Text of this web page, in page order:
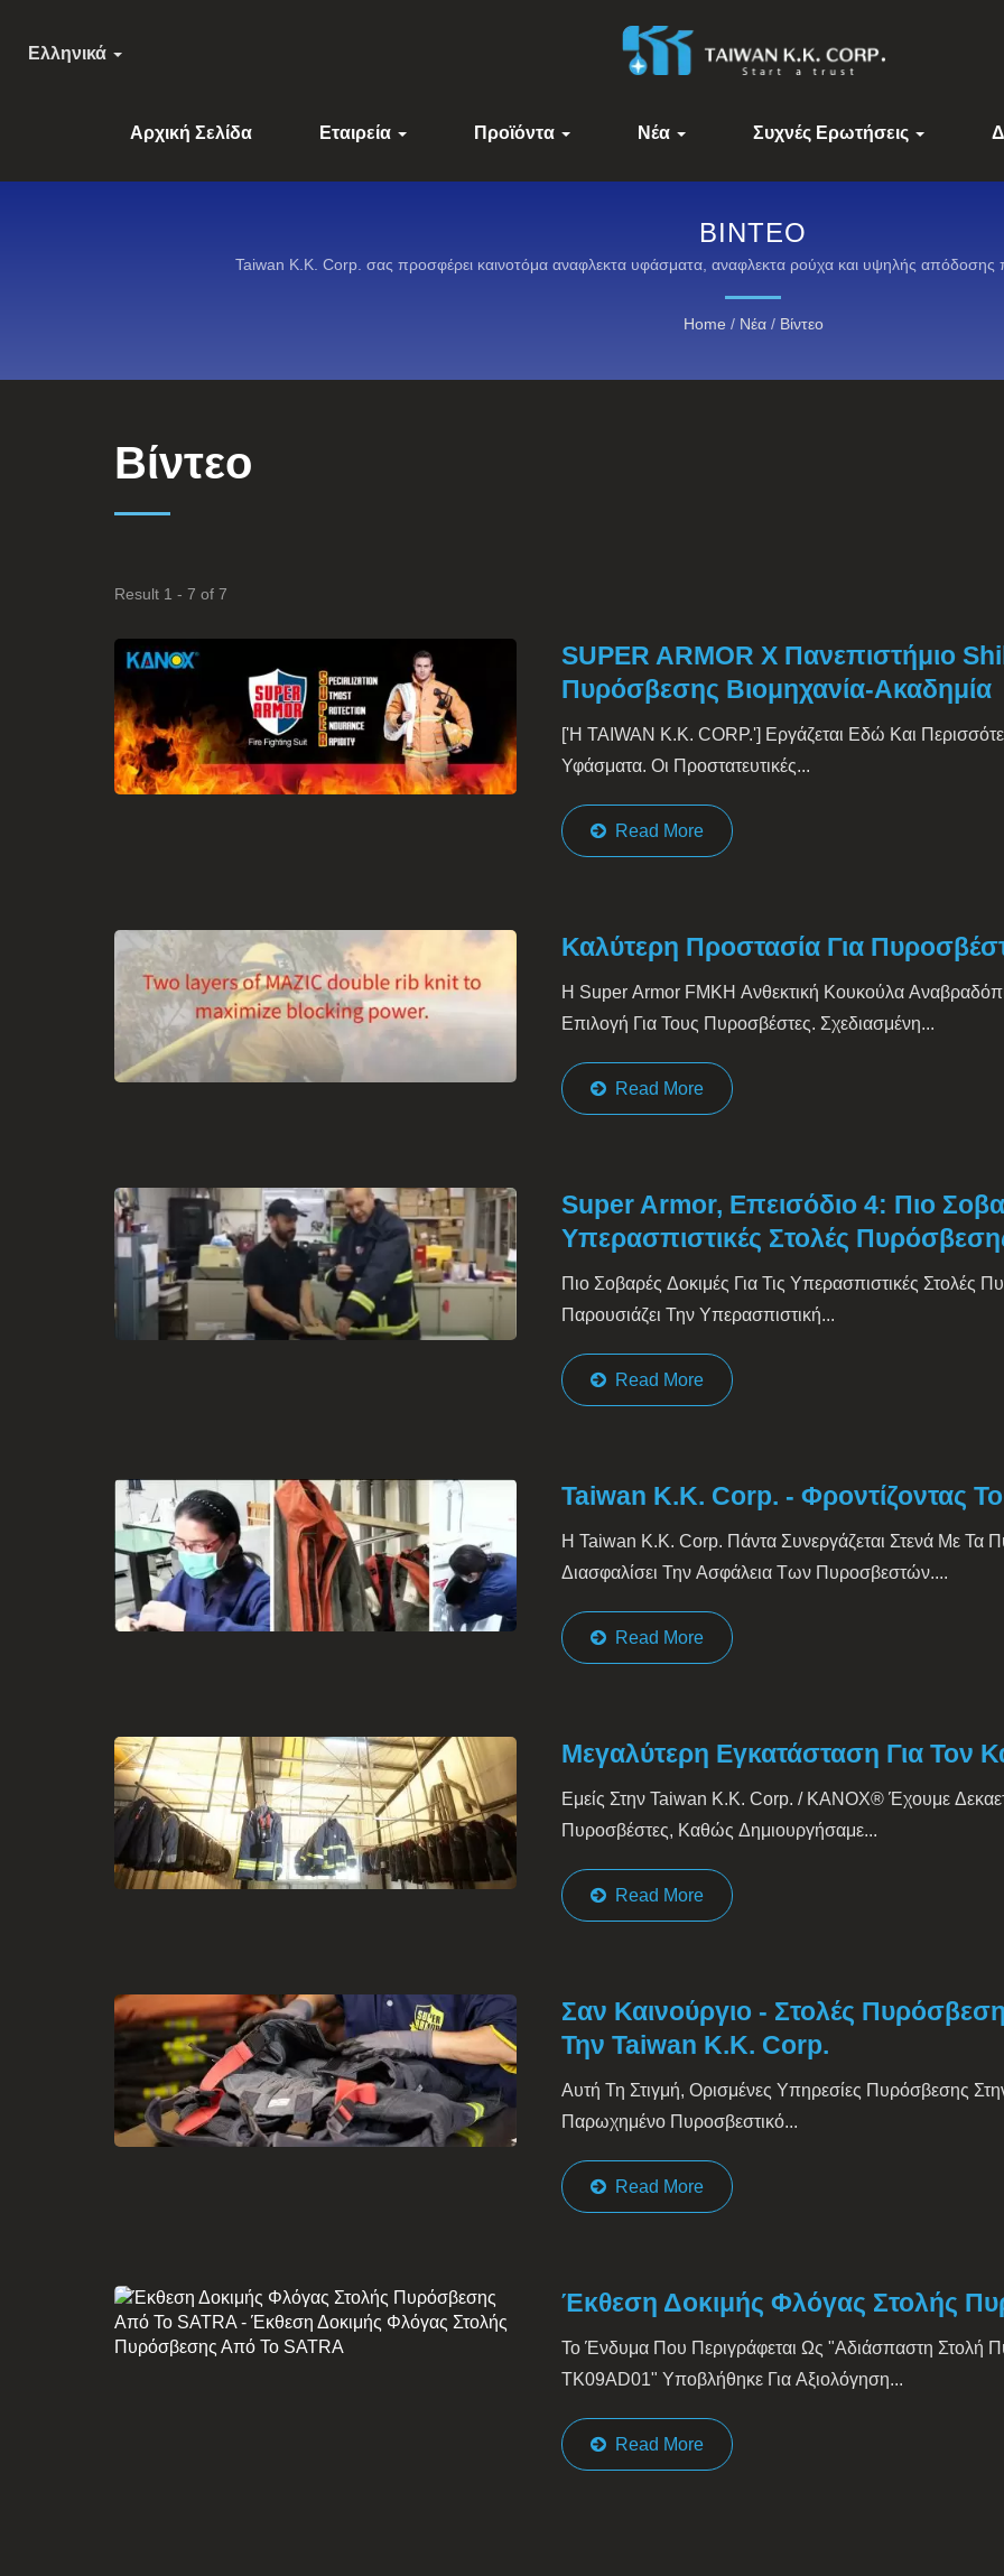
Αρχική Σελίδα Εταιρεία Προϊόντα Νέα Συχνές Ερωτήσεις
Ελληνικά
ΒΊΝΤΕΟ
Taiwan K.K. Corp. σας προσφέρει καινοτόμα αναφλεκτα υφάσματα, αναφλεκτα ρούχα και υψηλής απόδοσης
Home / Νέα / Βίντεο
Βίντεο
Result 1 - 7 of 7
SUPER ARMOR X Πανεπιστήμιο
Πυρόσβεσης Βιομηχανία-Ακαδημία
['Η TAIWAN K.K. CORP.'] Εργάζεται Εδώ Και
Υφάσματα. Οι Προστατευτικές...
Read More
Καλύτερη Προστασία Για
Η Super Armor FMKH Ανθεκτική Κουκούλα
Επιλογή Για Τους Πυροσβέστες. Σχεδιασμένη...
Read More
Super Armor, Επεισόδιο 4: Πιο
Υπερασπιστικές Στολές
Πιο Σοβαρές Δοκιμές Για Τις Υπερασπιστικές
Παρουσιάζει Την Υπερασπιστική...
Read More
Taiwan K.K. Corp. - Φροντίζοντας
Η Taiwan K.K. Corp. Πάντα Συνεργάζεται Στενά Με Τα
Διασφαλίσει Την Ασφάλεια Των Πυροσβεστών....
Read More
Μεγαλύτερη Εγκατάσταση Για Τον
Εμείς Στην Taiwan K.K. Corp. / KANOX® Έχουμε
Πυροσβέστες, Καθώς Δημιουργήσαμε...
Read More
Σαν Καινούργιο - Στολές
Την Taiwan K.K. Corp.
Αυτή Τη Στιγμή, Ορισμένες Υπηρεσίες Πυρόσβεσης
Παρωχημένο Πυροσβεστικό...
Read More
Έκθεση Δοκιμής Φλόγας Στολής
Το Ένδυμα Που Περιγράφεται Ως "Αδιάσπαστη Στολή
TK09AD01" Υποβλήθηκε Για Αξιολόγηση...
Read More